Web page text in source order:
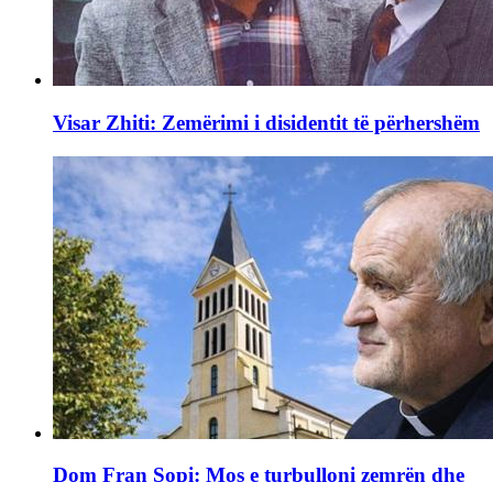
Visar Zhiti: Zemërimi i disidentit të përhershëm
Dom Fran Sopi: Mos e turbulloni zemrën dhe